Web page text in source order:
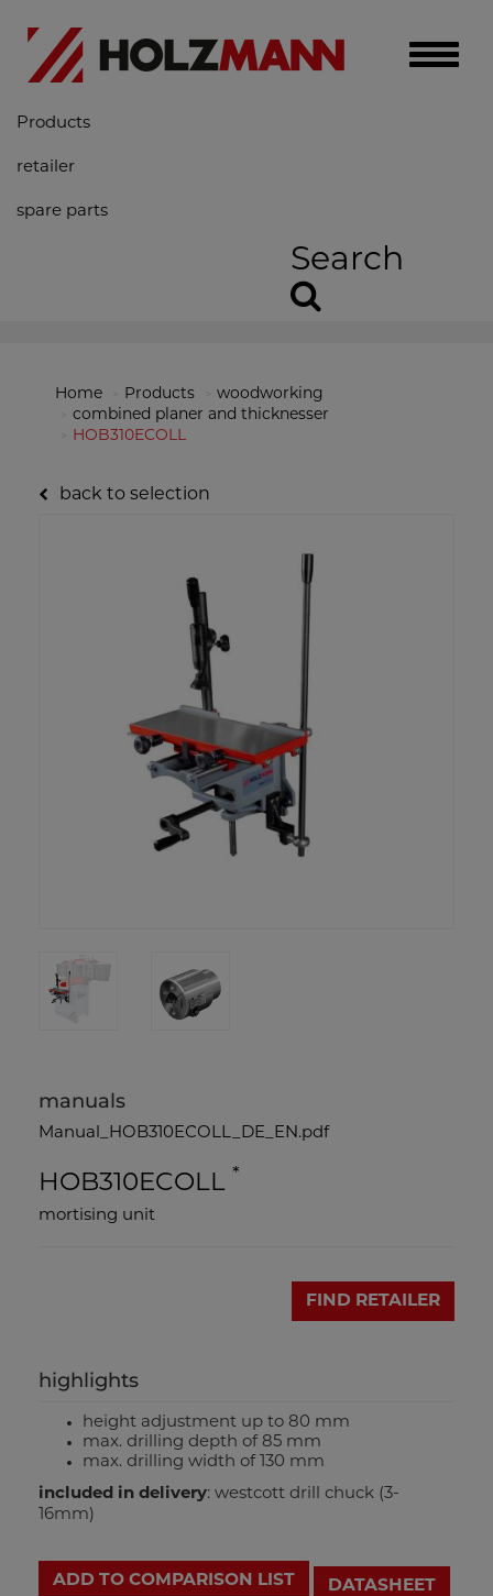
Toggle
Products
retailer
spare parts
Search
Home Products
woodworking
combined planer and thicknesser
HOB310ECOLL
back to selection
manuals
Manual_HOB310ECOLL_DE_EN.pdf
HOB310ECOLL *
mortising unit
FIND RETAILER
highlights
height adjustment up to 80 mm
max. drilling depth of 85 mm
max. drilling width of 130 mm
included in delivery: westcott drill chuck (3-
16mm)
ADD TO COMPARISON LIST DATASHEET